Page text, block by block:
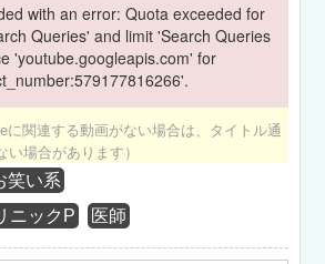
with an error: Quota exceeded for
Queries' and limit 'Search Queries
'youtube.googleapis.com' for
に関連する動画がない場合は、タイトル通
い場合があります）
笑い系
ニックP
医師